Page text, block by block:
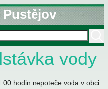
Pustějov
vody
hodin nepoteče voda v obci